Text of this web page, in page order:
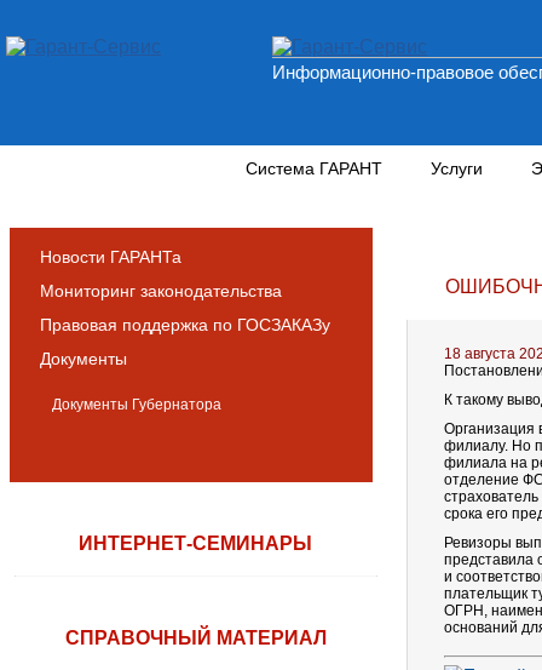
Информационно-правовое
Система ГАРАНТ Услуги
Новости ГАРАНТа
Мониторинг законодательства
Правовая поддержка по ГОСЗАКАЗу
Документы
Документы Губернатора
ИНТЕРНЕТ-СЕМИНАРЫ
СПРАВОЧНЫЙ МАТЕРИАЛ
18 августа
К такому
Организация
филиалу. Но
филиала на
отделение
срока его
Ревизоры
представила
и
плательщик
ОГРН,
оснований